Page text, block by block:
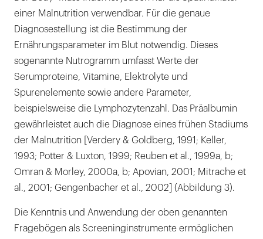
einer Malnutrition verwendbar. Für die genaue
Diagnosestellung ist die Bestimmung der
Ernährungsparameter im Blut notwendig. Dieses
sogenannte Nutrogramm umfasst Werte der
Serumproteine, Vitamine, Elektrolyte und
Spurenelemente sowie andere Parameter,
beispielsweise die Lymphozytenzahl. Das Präalbumin
gewährleistet auch die Diagnose eines frühen Stadiums
der Malnutrition [Verdery & Goldberg, 1991; Keller,
1993; Potter & Luxton, 1999; Reuben et al., 1999a, b;
Omran & Morley, 2000a, b; Apovian, 2001; Mitrache et
al., 2001; Gengenbacher et al., 2002] (Abbildung 3).
Die Kenntnis und Anwendung der oben genannten
Fragebögen als Screeninginstrumente ermöglichen